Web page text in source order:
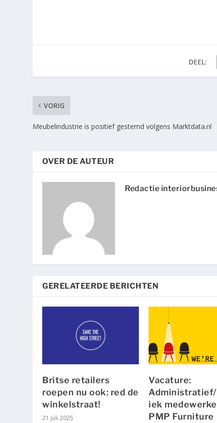
DEEL:
VORIG
Meubelindustrie is positief gestemd volgens Marktdata.nl
OVER DE AUTEUR
Redactie
GERELATEERDE BERICHTEN
Britse retailers
roepen nu ook: red de
winkelstraat!
21 juli 2025
Vacature:
iek
PMP Furniture